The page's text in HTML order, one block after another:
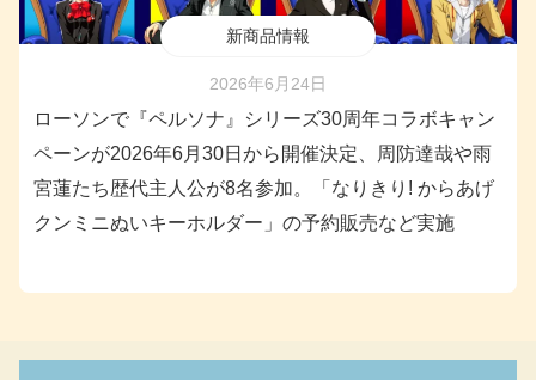
新商品情報
2026年6月24日
ローソンで『ペルソナ』シリーズ30周年コラボキャン
ペーンが2026年6月30日から開催決定、周防達哉や雨
宮蓮たち歴代主人公が8名参加。「なりきり! からあげ
クンミニぬいキーホルダー」の予約販売など実施